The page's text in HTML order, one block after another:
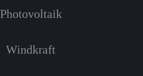
Photovoltaik
Windkraft